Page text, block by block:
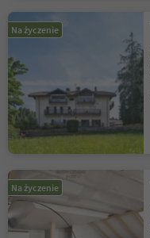
Na życzenie
Na życzenie